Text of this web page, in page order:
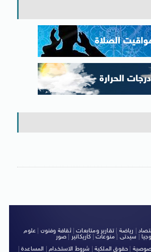
رياضة |تقارير ومتابعات|ثقافة وفنون
علوم
| سيدتى منوعات كاريكاتير صور
حقوق الملكية شروط الاستخدام| المساعدة|